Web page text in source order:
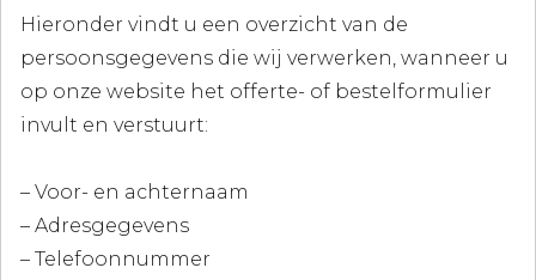
Hieronder vindt u een overzicht van de
persoonsgegevens die wij verwerken, wanneer u
op onze website het offerte- of bestelformulier
invult en verstuurt:
– Voor- en achternaam
– Adresgegevens
– Telefoonnummer